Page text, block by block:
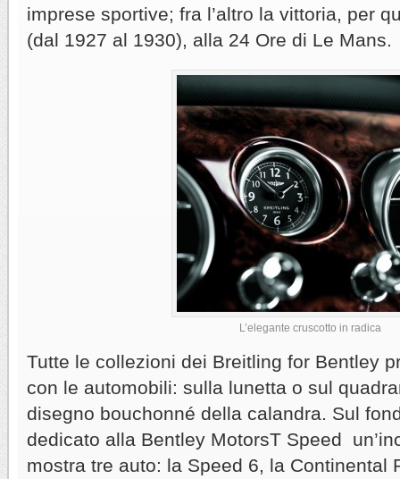
imprese sportive; fra l’altro la vittoria, per
(dal 1927 al 1930), alla 24 Ore di Le Mans.
L’elegante cruscotto in radica
Tutte le collezioni dei Breitling for Bentley
con le automobili: sulla lunetta o sul
disegno bouchonné della calandra. Sul
dedicato alla Bentley MotorsT Speed
mostra tre auto: la Speed 6, la Continental